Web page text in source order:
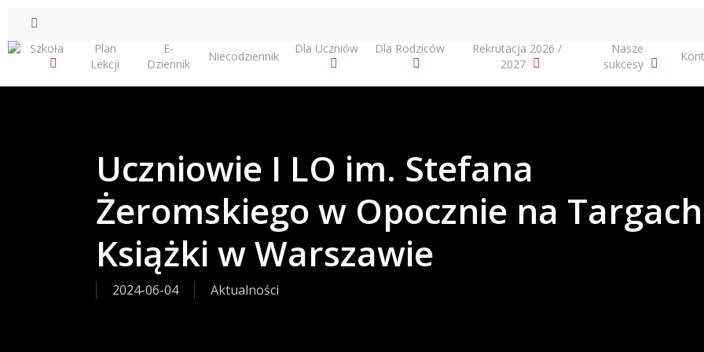
main
facebook
Szkoła
Plan
Lekcji
E-
Dziennik
Niecodziennik
Dla Uczniów Dla Rodziców
Rekrutacja 2026 /
2027
Nasze
sukcesy
Uczniowie I LO im. Stefana
Żeromskiego w Opocznie na Targach
Książki w Warszawie
2024-06-04 Aktualności